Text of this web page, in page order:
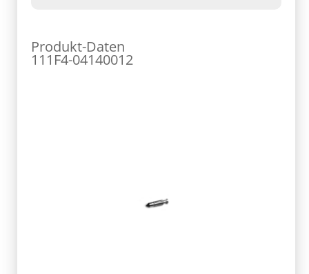
Produkt-Daten
111F4-04140012